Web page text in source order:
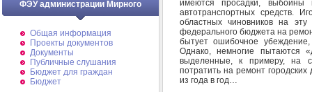
ФЭУ администрации Мирного
Общая информация
Проекты документов
Документы
Публичные слушания
Бюджет для граждан
Бюджет
имеются просадки,
автотранспортных средств.
областных чиновников на
федерального бюджета на
бытует ошибочное
Однако, немногие пытаются
выделенные, к примеру, на
потратить на ремонт
из года в год…